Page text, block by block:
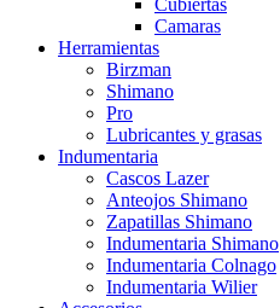
Cubiertas
Camaras
Herramientas
Birzman
Shimano
Pro
Lubricantes y grasas
Indumentaria
Cascos Lazer
Anteojos Shimano
Zapatillas Shimano
Indumentaria Shimano
Indumentaria Colnago
Indumentaria Wilier